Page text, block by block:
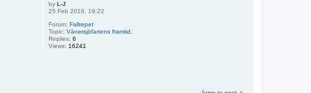
byL-J
25 Feb 2016, 19:22
Forum:Fallrepet
Topic:Vänersjöfartens framtid.
Replies:6
Views: 16241